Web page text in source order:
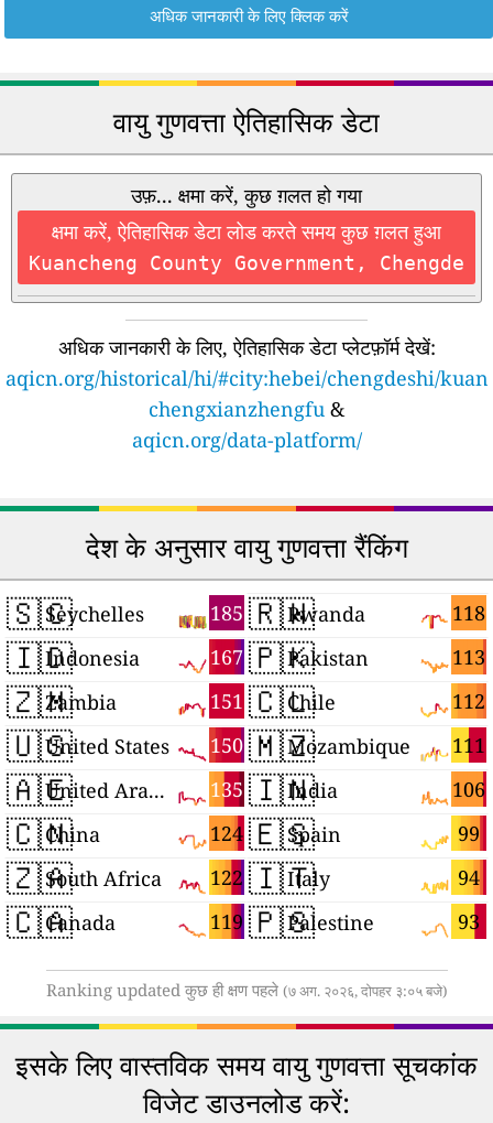
अधिक जानकारी के लिए क्लिक करें
वायु गुणवत्ता ऐतिहासिक डेटा
उफ़... क्षमा करें, कुछ ग़लत हो गया
क्षमा करें, ऐतिहासिक डेटा लोड करते समय कुछ ग़लत हुआ
Kuancheng County Government, Chengde
अधिक जानकारी के लिए, ऐतिहासिक डेटा प्लेटफ़ॉर्म देखें:
aqicn.org/historical/hi/#city:hebei/chengdeshi/kuan
chengxianzhengfu &
aqicn.org/data-platform/
देश के अनुसार वायु गुणवत्ता रैंकिंग
🇸🇨 185
Seychelles
🇮🇩 167
Indonesia
🇿🇲 151
Zambia
🇺🇸 150
United States
🇦🇪 135
United Arab Emirates
🇨🇳 124
China
🇿🇦 122
South Africa
🇨🇦 119
Canada
🇷🇼 118
Rwanda
🇵🇰 113
Pakistan
🇨🇱 112
Chile
🇲🇿 111
Mozambique
🇮🇳 106
India
🇪🇸 99
Spain
🇮🇹 94
Italy
🇵🇸 93
Palestine
Ranking updated कुछ ही क्षण पहले (७ अग. २०२६, दोपहर ३:०५ बजे)
इसके लिए वास्तविक समय वायु गुणवत्ता सूचकांक
विजेट डाउनलोड करें: